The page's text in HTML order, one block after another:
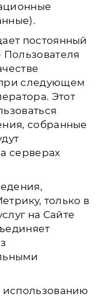
постоянный
следующем
Этот
собранные
серверах
только в
на Сайте
использованию